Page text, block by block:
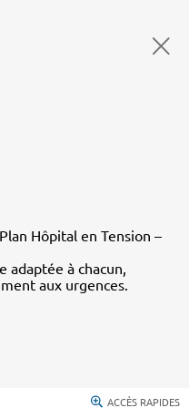
Hôpital en Tension –
adaptée à chacun,
aux urgences.
ACCÈS RAPIDES